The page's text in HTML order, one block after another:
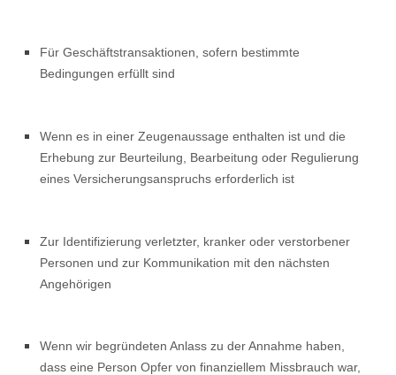
Für Geschäftstransaktionen, sofern bestimmte
Bedingungen erfüllt sind
Wenn es in einer Zeugenaussage enthalten ist und die
Erhebung zur Beurteilung, Bearbeitung oder Regulierung
eines Versicherungsanspruchs erforderlich ist
Zur Identifizierung verletzter, kranker oder verstorbener
Personen und zur Kommunikation mit den nächsten
Angehörigen
Wenn wir begründeten Anlass zu der Annahme haben,
dass eine Person Opfer von finanziellem Missbrauch war,